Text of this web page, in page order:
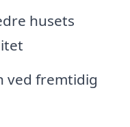
husets
ved fremtidig